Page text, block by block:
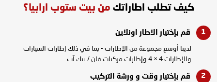
كيف تطلب اطاراتك من بيت ستوب ارابيا؟
قم بإختيار الاطار اونلاين
لدينا أوسع مجموعة من الإطارات - بما في ذلك إطارات السيارات
والإطارات 4 × 4 وإطارات مركبات فان / بيك آب.
قم بإختيار وقت و ورشة التركيب